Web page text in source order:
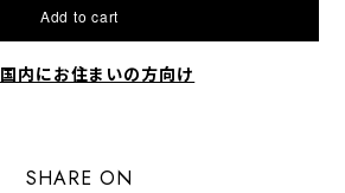
Add to cart
内にお住まいの方向け
SHARE ON